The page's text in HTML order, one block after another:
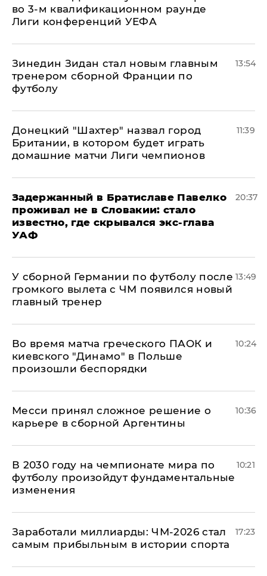
во 3-м квалификационном раунде
Лиги конференций УЕФА
Зинедин Зидан стал новым главным
тренером сборной Франции по
футболу
13:54
Донецкий "Шахтер" назвал город
Британии, в котором будет играть
домашние матчи Лиги чемпионов
11:39
Задержанный в Братиславе Павелко
проживал не в Словакии: стало
известно, где скрывался экс-глава
УАФ
20:37
У сборной Германии по футболу после
громкого вылета с ЧМ появился новый
главный тренер
13:49
Во время матча греческого ПАОК и
киевского "Динамо" в Польше
произошли беспорядки
10:24
Месси принял сложное решение о
карьере в сборной Аргентины
10:36
В 2030 году на чемпионате мира по
футболу произойдут фундаментальные
изменения
10:21
Заработали миллиарды: ЧМ-2026 стал
самым прибыльным в истории спорта
17:23